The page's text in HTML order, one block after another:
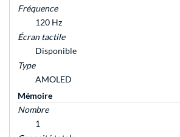
Fréquence
120 Hz
Écran tactile
Disponible
Type
AMOLED
Mémoire
Nombre
1